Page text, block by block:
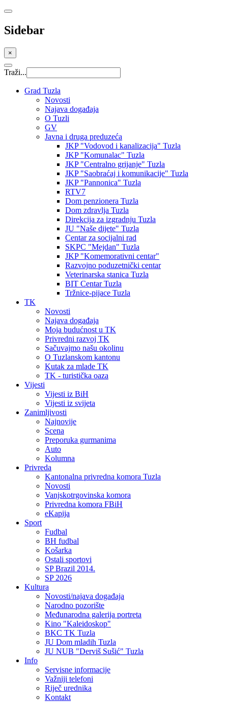
Sidebar
×
Traži...
Grad Tuzla
Novosti
Najava događaja
O Tuzli
GV
Javna i druga preduzeća
JKP "Vodovod i kanalizacija" Tuzla
JKP "Komunalac" Tuzla
JKP "Centralno grijanje" Tuzla
JKP "Saobraćaj i komunikacije" Tuzla
JKP "Pannonica" Tuzla
RTV7
Dom penzionera Tuzla
Dom zdravlja Tuzla
Direkcija za izgradnju Tuzla
JU "Naše dijete" Tuzla
Centar za socijalni rad
SKPC "Mejdan" Tuzla
JKP "Komemorativni centar"
Razvojno poduzetnički centar
Veterinarska stanica Tuzla
BIT Centar Tuzla
Tržnice-pijace Tuzla
TK
Novosti
Najava događaja
Moja budućnost u TK
Privredni razvoj TK
Sačuvajmo našu okolinu
O Tuzlanskom kantonu
Kutak za mlade TK
TK - turistička oaza
Vijesti
Vijesti iz BiH
Vijesti iz svijeta
Zanimljivosti
Najnovije
Scena
Preporuka gurmanima
Auto
Kolumna
Privreda
Kantonalna privredna komora Tuzla
Novosti
Vanjskotrgovinska komora
Privredna komora FBiH
eKapija
Sport
Fudbal
BH fudbal
Košarka
Ostali sportovi
SP Brazil 2014.
SP 2026
Kultura
Novosti/najava događaja
Narodno pozorište
Međunarodna galerija portreta
Kino "Kaleidoskop"
BKC TK Tuzla
JU Dom mladih Tuzla
JU NUB "Derviš Sušić" Tuzla
Info
Servisne informacije
Važniji telefoni
Riječ urednika
Kontakt